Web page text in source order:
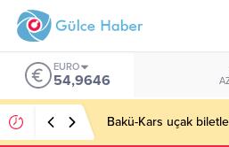
EURO
54,9646
Bakü-Kars uçak